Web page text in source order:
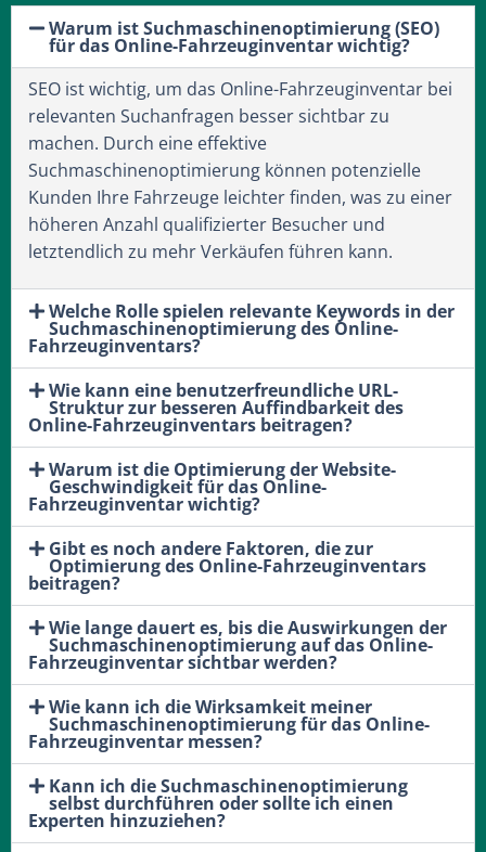
Warum ist Suchmaschinenoptimierung (SEO)
für das Online-Fahrzeuginventar wichtig?
SEO ist wichtig, um das Online-Fahrzeuginventar bei
relevanten Suchanfragen besser sichtbar zu
machen. Durch eine effektive
Suchmaschinenoptimierung können potenzielle
Kunden Ihre Fahrzeuge leichter finden, was zu einer
höheren Anzahl qualifizierter Besucher und
letztendlich zu mehr Verkäufen führen kann.
Welche Rolle spielen relevante Keywords in der
Suchmaschinenoptimierung des Online-
Fahrzeuginventars?
Wie kann eine benutzerfreundliche URL-
Struktur zur besseren Auffindbarkeit des
Online-Fahrzeuginventars beitragen?
Warum ist die Optimierung der Website-
Geschwindigkeit für das Online-
Fahrzeuginventar wichtig?
Gibt es noch andere Faktoren, die zur
Optimierung des Online-Fahrzeuginventars
beitragen?
Wie lange dauert es, bis die Auswirkungen der
Suchmaschinenoptimierung auf das Online-
Fahrzeuginventar sichtbar werden?
Wie kann ich die Wirksamkeit meiner
Suchmaschinenoptimierung für das Online-
Fahrzeuginventar messen?
Kann ich die Suchmaschinenoptimierung
selbst durchführen oder sollte ich einen
Experten hinzuziehen?